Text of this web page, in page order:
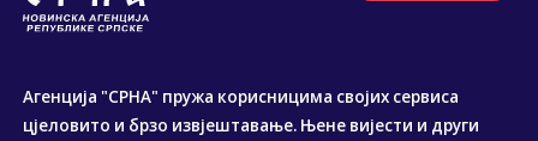
Агенција "СРНА" пружа корисницима својих сервиса
цјеловито и брзо извјештавање. Њене вијести и други